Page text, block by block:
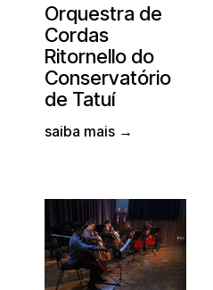
Orquestra de
Cordas
Ritornello do
Conservatório
de Tatuí
saiba mais →